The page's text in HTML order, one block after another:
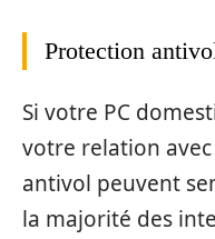
Protection
Si votre PC
votre relation
antivol peuvent
la majorité des